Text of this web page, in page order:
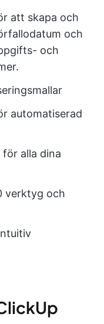
att skapa och
och
och
automatiserad
alla dina
verktyg och